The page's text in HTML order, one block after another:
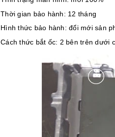
Thời gian bảo hành: 12 tháng
Hình thức bảo hành: đổi mới sản
Cách thức bắt ốc: 2 bên trên dưới